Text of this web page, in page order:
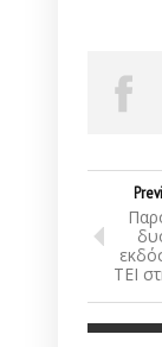
ΤΕΙ